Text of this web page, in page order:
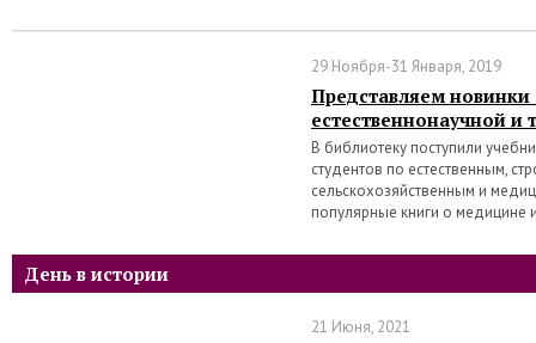
29 Ноября-31 Января, 2019
Представляем новинки
естественнонаучной и
В библиотеку поступили
студентов по естественным,
сельскохозяйственным и
популярные книги о медицине
День в истории
21 Июня, 2021